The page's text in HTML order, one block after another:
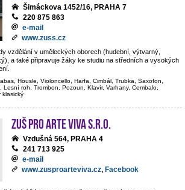
Šimáckova 1452/16, PRAHA 7
220 875 863
e-mail
www.zuss.cz
vzdělání v uměleckých oborech (hudební, výtvarný,
a také připravuje žáky ke studiu na středních a vysokých
Housle, Violoncello, Harfa, Cimbál, Trubka, Saxofon,
roh, Trombon, Pozoun, Klavír, Varhany, Cembalo,
klasický
ZUŠ PRO ARTE VIVA s.r.o.
Vzdušná 564, PRAHA 4
241 713 925
e-mail
www.zusproarteviva.cz, Facebook